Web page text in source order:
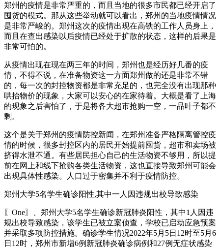
郑州的疫情是非常严重的，而且当地的很多市民都已经开启了
囤货的模式。那从这些举动就可以看出，郑州的当地疫情情况
是非常严峻的。郑州这次的疫情出现在高铁的工作人员身上，
而且在查出感染以后疫情已经处于扩散的状态，这样的后果是
非常可怕的。
从疫情出现在现在两三年的时间，郑州也是经历好几番的疫
情，不得不说，在准备物资这一方面郑州做的还是非常不错
的，每一次的封控物资都是非常充足的，也完全没有出现那种
哄抬物价的现象，大家可以安心的在家待着。大概是看了上海
的现象之后害怕了，于是将各大超市抢购一空，一品叶子都不
剩。
这个是关于郑州的疫情防控新闻，在郑州准备严格隔离管控疫
情的时候，很多封控区内的居民开始提前囤货，超市和卖场被
挤得水泄不通。有些居民担心自己的生活物资不够用，所以提
前在网上和线下抢购各类生活物资，这也直接导致郑州可能会
出现具体性感染。人口过于密集并不利于疫情防控。
郑州大学5名学生确诊阳性,其中一人因违规出校导致感染
〖One〗、郑州大学5名学生确诊新冠肺炎阳性，其中1人因违
规出校导致感染，该学生已被立案侦查，学校已启动应急预案
并采取多项防控措施。确诊学生情况2022年5月5日12时至5月6
日12时，郑州市新增6例新冠肺炎确诊病例和27例无症状感染